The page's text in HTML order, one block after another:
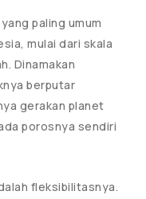
paling umum
mulai dari skala
Dinamakan
berputar
gerakan planet
porosnya sendiri
fleksibilitasnya.